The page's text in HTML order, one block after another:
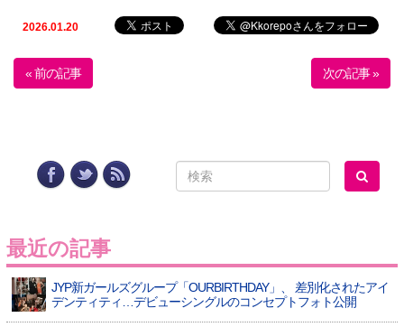
2026.01.20
« 前の記事 次の記事 »
最近の記事
JYP新ガールズグループ「OURBIRTHDAY」、 差別化されたアイ
デンティティ…デビューシングルのコンセプトフォト公開